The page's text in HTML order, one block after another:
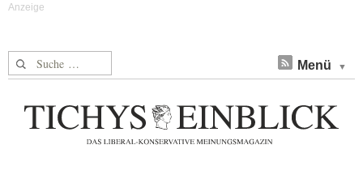
Suche nach: Menü